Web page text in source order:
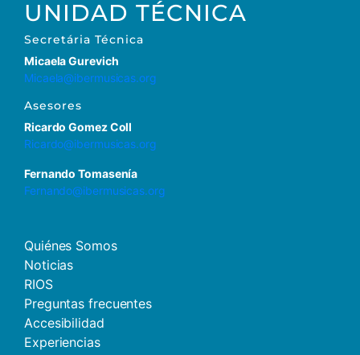
UNIDAD TÉCNICA
Secretária Técnica
Micaela Gurevich
Micaela@ibermusicas.org
Asesores
Ricardo Gomez Coll
Ricardo@ibermusicas.org
Fernando Tomasenía
Fernando@ibermusicas.org
Quiénes Somos
Noticias
RIOS
Preguntas frecuentes
Accesibilidad
Experiencias